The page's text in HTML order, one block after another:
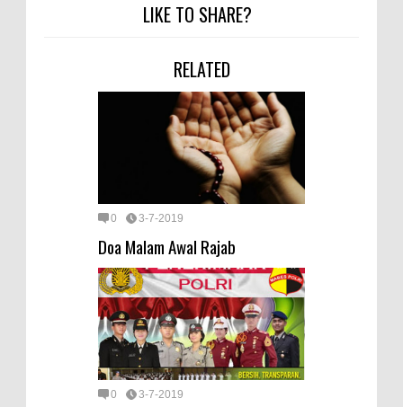
LIKE TO SHARE?
RELATED
0 3-7-2019
Doa Malam Awal Rajab
0 3-7-2019